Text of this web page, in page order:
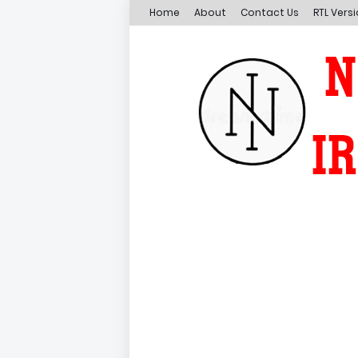
Home About Contact Us RTL